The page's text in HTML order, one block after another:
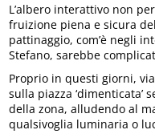
L’albero interattivo non
fruizione piena e sicura
pattinaggio, com’è negli
Stefano, sarebbe
Proprio in questi giorni,
sulla piazza ‘dimenticata’
della zona, alludendo al
qualsivoglia luminaria o